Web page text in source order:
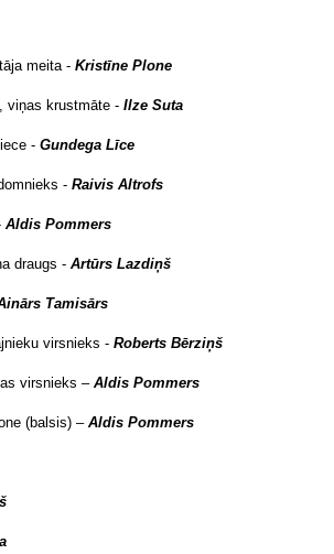
meita - Kristīne Plone
viņas krustmāte - Ilze Suta
- Gundega Līce
- Raivis Altrofs
Aldis Pommers
draugs - Artūrs Lazdiņš
Tamisārs
virsnieks - Roberts Bērziņš
virsnieks – Aldis Pommers
(balsis) – Aldis Pommers